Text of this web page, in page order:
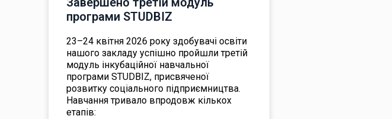
програми STUDBIZ
23–24 квітня 2026 року здобувачі освіти
нашого закладу успішно пройшли третій
модуль інкубаційної навчальної
програми STUDBIZ, присвяченої
розвитку соціального підприємництва.
Навчання тривало впродовж кількох
етапів: